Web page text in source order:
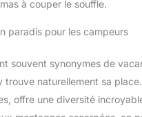
à couper le souffle.
paradis pour les campeurs
souvent synonymes de
trouve naturellement sa
offre une diversité